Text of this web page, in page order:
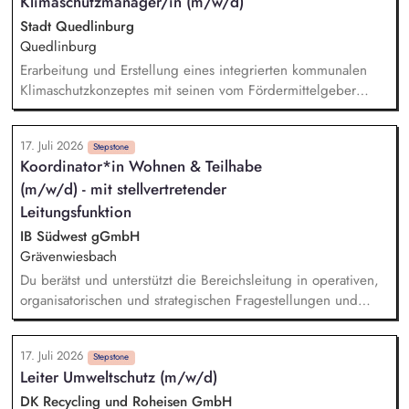
Identifikation kommunaler Handlungsfelder der
Klimaanpassung. Erarbeitung eines Maßnahmenkatalogs mit
Priorisierung zur Entwicklung von Umsetzungsstrategien.
Integration der Klimaanpassung als Querschnittsaufgabe in
bestehende Verwaltungsprozesse und Strukturen.
Stadt Quedlinburg
Quedlinburg
Erarbeitung und Erstellung eines integrierten kommunalen
Klimaschutzkonzeptes mit seinen vom Fördermittelgeber
geforderten Bestandteilen Beauftragung und Koordination von
externen Drittanbietern Initiierung, Begleitung und
Projektmanagement von Maßnahmen und Projekten Prüfung
und Umsetzung von wirkungsvollen Klimaschutz-
Sofortmaßnahmen Durchführung eines zivilgesellschaftlichen
Prozesses für die Konzepterstellung (Workshops,
Ideensammlung mit Bürger/innen) Integration des
Klimaschutzes in die Verwaltungsabläufe
Vernetzung/Kooperation mit anderen lokalen
Klimaschutzakteuren
17. Juli 2026 Stepstone
Koordinator*in Wohnen & Teilhabe
(m/w/d) - mit stellvertretender
Leitungsfunktion
IB Südwest gGmbH
Grävenwiesbach
Du berätst und unterstützt die Bereichsleitung in operativen,
organisatorischen und strategischen Fragestellungen und
vertrittst die Einrichtungs- und Hausleitungen im
Abwesenheitsfall. Du führst ein kleines Team fachlich und
organisatorisch und wirkst an einer wirtschaftlichen
Betriebsführung mit, u. a. im Personal- und
Leistungscontrolling. Du kooperierst mit Kostenträgern,
17. Juli 2026 Stepstone
Leiter Umweltschutz (m/w/d)
DK Recycling und Roheisen GmbH